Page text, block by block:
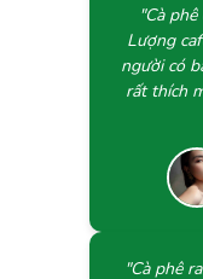
"Cà
Lượng
người có
rất thích
"Cà phê